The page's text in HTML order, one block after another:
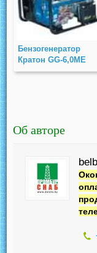
Бензогенератор
Кратон GG-6,0МЕ
Об авторе